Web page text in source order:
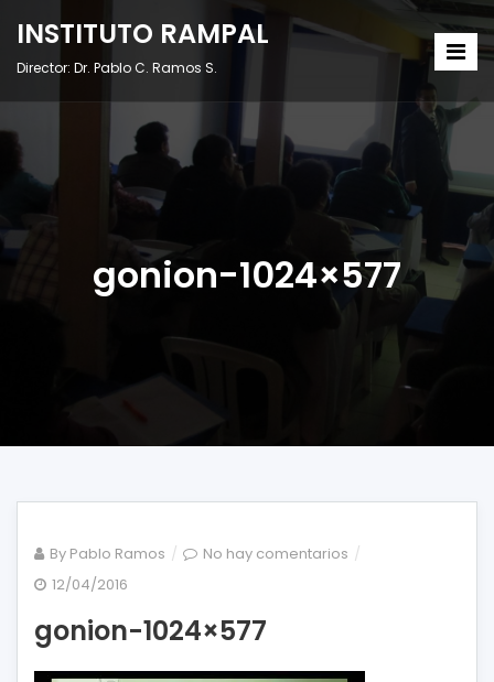
INSTITUTO RAMPAL
Director: Dr. Pablo C. Ramos S.
gonion-1024×577
By Pablo Ramos No hay comentarios en
12/04/2016
gonion-1024×577